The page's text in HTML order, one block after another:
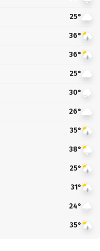
25°
36°
36°
25°
30°
26°
35°
38°
25°
31°
24°
35°